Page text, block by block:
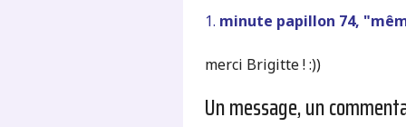
1. minute papillon 74,
merci Brigitte ! :))
Un message, un